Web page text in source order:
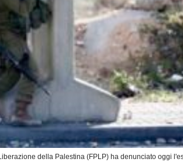
della Palestina (FPLP) ha denunciato oggi